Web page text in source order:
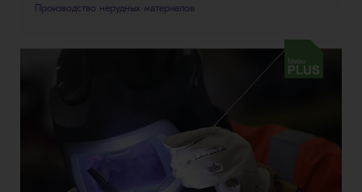
Производство нерудных материалов